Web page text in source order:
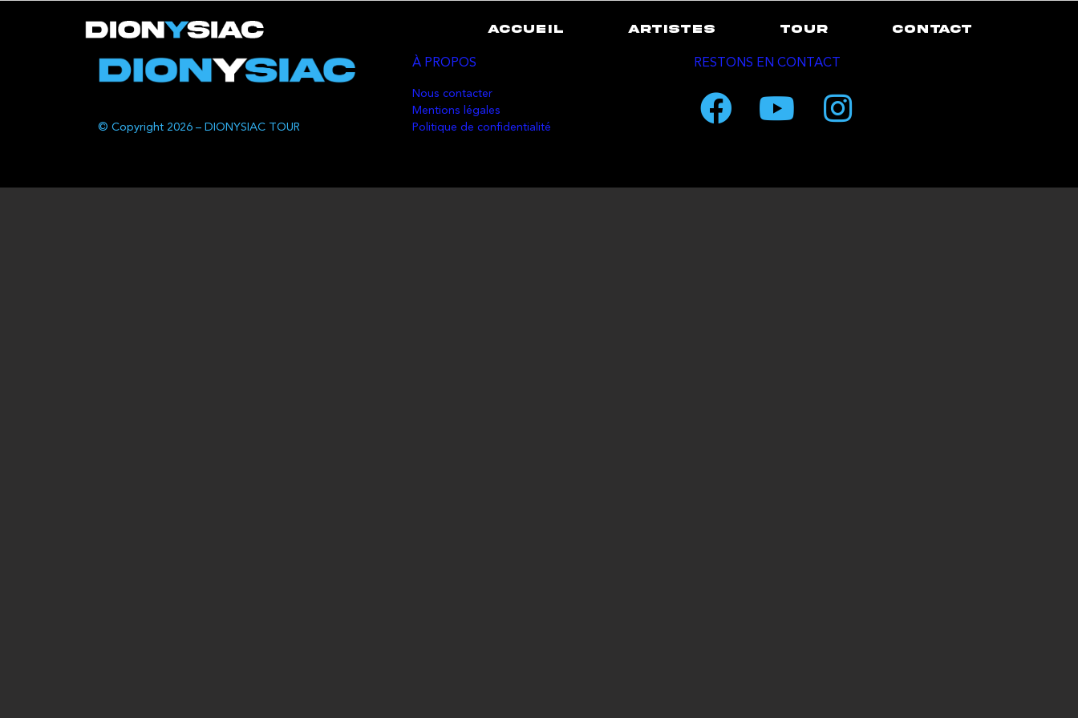
ACCUEIL ARTISTES TOUR CONTACT
© Copyright 2026 – DIONYSIAC TOUR
À PROPOS
Nous contacter
Mentions légales
Politique de confidentialité
RESTONS EN CONTACT